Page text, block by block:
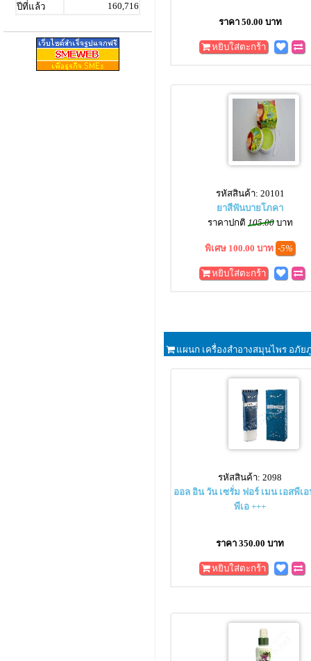
ปีที่แล้ว
160,716
ราคา 50.00 บาท
หยิบใส่ตะกร้า
รหัสสินค้า: 20101
ยาสีฟันบายโภคา
ราคาปกติ 105.00บาท
พิเศษ 100.00 บาท -5%
หยิบใส่ตะกร้า
แผนก เครื่องสำอางสมุนไพร อภัย
รหัสสินค้า: 2098
ออล อิน วัน เซรั่ม ฟอร์ เมน เอสพีเอ
พีเอ +++
ราคา 350.00 บาท
หยิบใส่ตะกร้า